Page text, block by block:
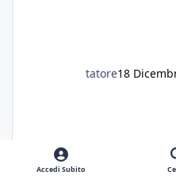
perche oltre ad
mi hanno
tatore18
Accedi Subito